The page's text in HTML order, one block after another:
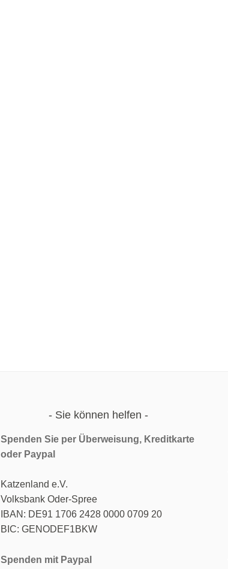
Sie können helfen
Spenden Sie per Überweisung, Kreditkarte
oder Paypal
Katzenland e.V.
Volksbank Oder-Spree
IBAN: DE91 1706 2428 0000 0709 20
BIC: GENODEF1BKW
Spenden mit Paypal